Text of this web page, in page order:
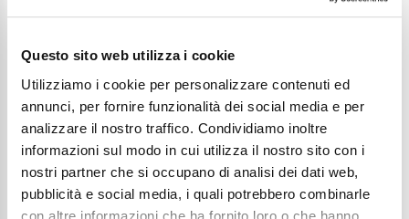
Questo sito web utilizza i cookie
Utilizziamo i cookie per personalizzare contenuti ed
annunci, per fornire funzionalità dei social media e per
analizzare il nostro traffico. Condividiamo inoltre
informazioni sul modo in cui utilizza il nostro sito con i
nostri partner che si occupano di analisi dei dati web,
pubblicità e social media, i quali potrebbero combinarle
con altre informazioni che ha fornito loro o che hanno